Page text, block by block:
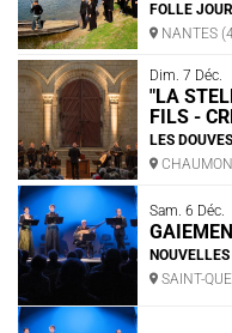
FOLLE
NANTES
Dim. 7 Déc.
"LA
FILS -
LES
Sam. 6 Déc.
SAINT-